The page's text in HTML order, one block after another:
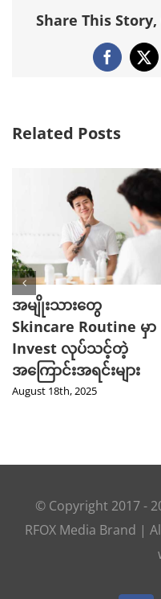
Share This
Facebook
X
Related Posts
ရောက်
င်း
သြဂုတ်လမှ
သင့်တဲ့ K-
အသစ်များ
August 1st, 2025
© Copyright 2017 -
RFOX Media Brand |